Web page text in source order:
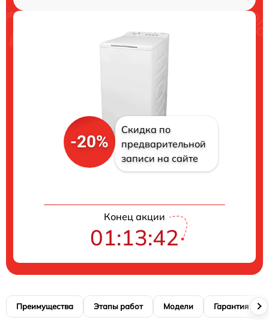
-20%
Скидка по
предварительной
записи на сайте
Конец акции
01:13:42
Преимущества Этапы работ Модели Гарантия